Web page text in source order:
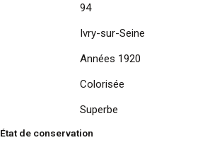
94
Ivry-sur-Seine
Années 1920
Colorisée
Superbe
État de conservation